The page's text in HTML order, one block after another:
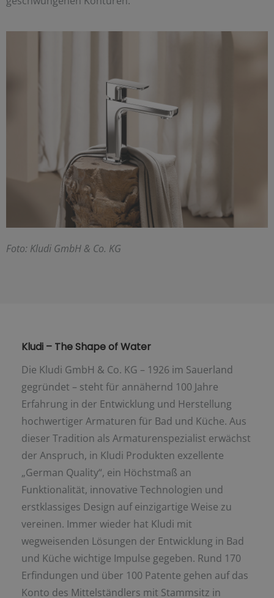
Foto: Kludi GmbH & Co. KG
Kludi – The Shape of Water
Die Kludi GmbH & Co. KG – 1926 im Sauerland
gegründet – steht für annähernd 100 Jahre
Erfahrung in der Entwicklung und Herstellung
hochwertiger Armaturen für Bad und Küche. Aus
dieser Tradition als Armaturenspezialist erwächst
der Anspruch, in Kludi Produkten exzellente
„German Quality“, ein Höchstmaß an
Funktionalität, innovative Technologien und
erstklassiges Design auf einzigartige Weise zu
vereinen. Immer wieder hat Kludi mit
wegweisenden Lösungen der Entwicklung in Bad
und Küche wichtige Impulse gegeben. Rund 170
Erfindungen und über 100 Patente gehen auf das
Konto des Mittelständlers mit Stammsitz in